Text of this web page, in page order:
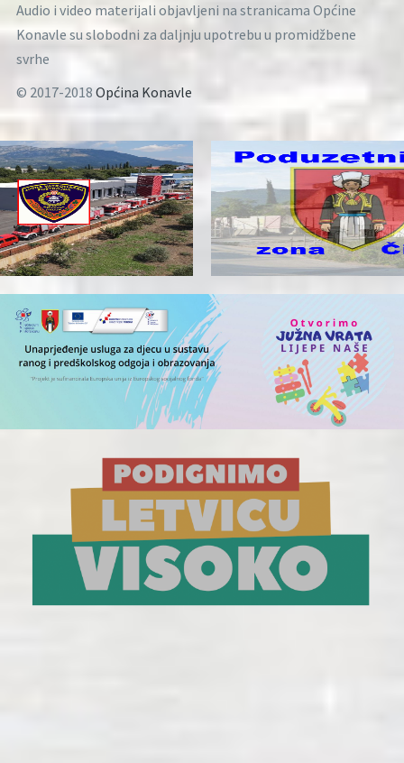
Audio i video materijali objavljeni na stranicama Općine
Konavle su slobodni za daljnju upotrebu u promidžbene
svrhe
© 2017-2018 Općina Konavle